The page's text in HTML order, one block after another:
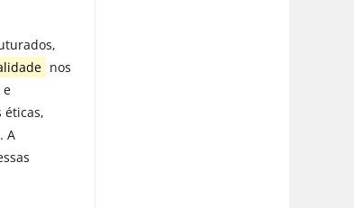
nos
e
éticas,
A